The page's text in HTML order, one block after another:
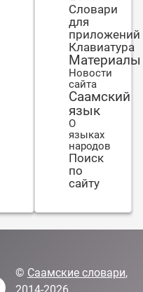
Словари
для
приложений
Клавиатура
Материалы
Новости
сайта
Саамский
язык
О
языках
народов
Поиск
по
сайту
© Саамские словари,